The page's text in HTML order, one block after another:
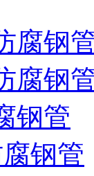
腐钢
腐钢
钢管
钢管